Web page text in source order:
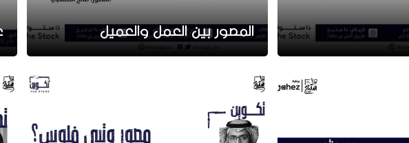
المصور بين العمل والعميل